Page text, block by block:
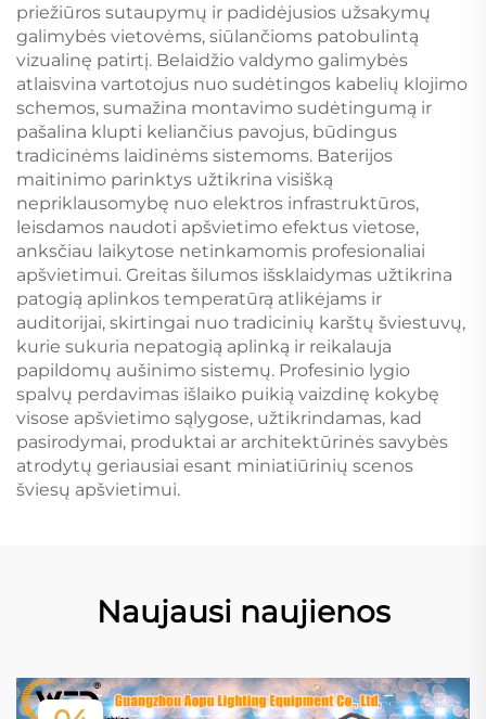
priežiūros sutaupymų ir padidėjusios užsakymų
galimybės vietovėms, siūlančioms patobulintą
vizualinę patirtį. Belaidžio valdymo galimybės
atlaisvina vartotojus nuo sudėtingos kabelių klojimo
schemos, sumažina montavimo sudėtingumą ir
pašalina klupti keliančius pavojus, būdingus
tradicinėms laidinėms sistemoms. Baterijos
maitinimo parinktys užtikrina visišką
nepriklausomybę nuo elektros infrastruktūros,
leisdamos naudoti apšvietimo efektus vietose,
anksčiau laikytose netinkamomis profesionaliai
apšvietimui. Greitas šilumos išsklaidymas užtikrina
patogią aplinkos temperatūrą atlikėjams ir
auditorijai, skirtingai nuo tradicinių karštų šviestuvų,
kurie sukuria nepatogią aplinką ir reikalauja
papildomų aušinimo sistemų. Profesinio lygio
spalvų perdavimas išlaiko puikią vaizdinę kokybę
visose apšvietimo sąlygose, užtikrindamas, kad
pasirodymai, produktai ar architektūrinės savybės
atrodytų geriausiai esant miniatiūrinių scenos
šviesų apšvietimui.
Naujausi naujienos